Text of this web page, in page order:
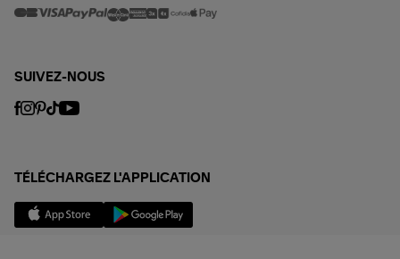
SUIVEZ-NOUS
TÉLÉCHARGEZ L'APPLICATION